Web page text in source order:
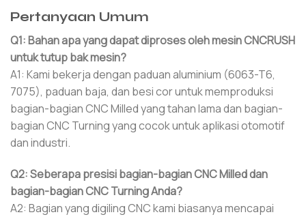
Pertanyaan Umum
Q1: Bahan apa yang dapat diproses oleh mesin CNCRUSH
untuk tutup bak mesin?
A1: Kami bekerja dengan paduan aluminium (6063-T6,
7075), paduan baja, dan besi cor untuk memproduksi
bagian-bagian CNC Milled yang tahan lama dan bagian-
bagian CNC Turning yang cocok untuk aplikasi otomotif
dan industri.
Q2: Seberapa presisi bagian-bagian CNC Milled dan
bagian-bagian CNC Turning Anda?
A2: Bagian yang digiling CNC kami biasanya mencapai